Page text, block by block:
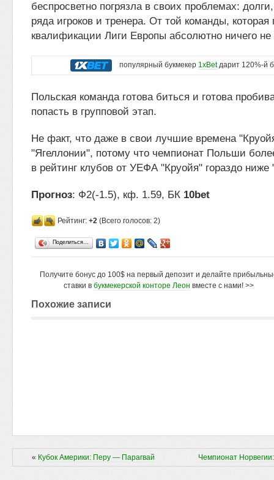
беспросветно погрязла в своих проблемах:
ряда игроков и тренера. От той команды, которая
квалификации Лиги Европы абсолютно ничего не
популярный букмекер 1xBetдарит 120%-й
Польская команда готова биться и готова
попасть в групповой этап.
Не факт, что даже в свои лучшие времена
"Ягеллонии", потому что чемпионат Польши
в рейтинг клубов от УЕФА "Круойя" гораздо ниже
Прогноз: Ф2(-1.5), кф. 1.59, БК 10bet
Рейтинг: +2 (Всего голосов: 2)
Поделиться…
Получите бонус до 100$ на первый депозит и делайте
ставки в букмекерской конторе Леон вместе с нами! >>
Похожие записи
« Кубок Америки: Перу — Парагвай Чемпионат